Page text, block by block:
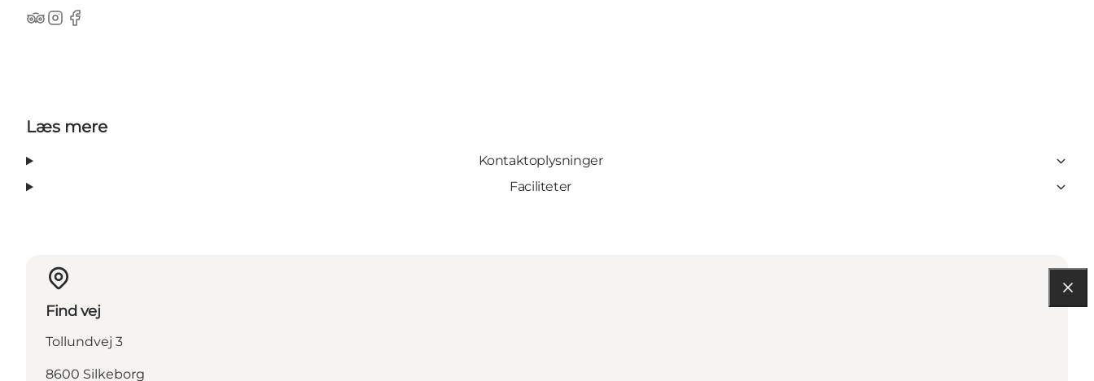
TripAdvisor
Instagram
Facebook
Læs mere
Kontaktoplysninger
Faciliteter
Find vej
Tollundvej 3
8600 Silkeborg